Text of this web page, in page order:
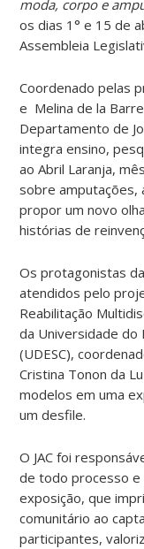
moda, corpo e
os dias 1° e 15 de
Assembleia
Coordenado pelas
e Melina de la
Departamento de
integra ensino,
ao Abril Laranja,
sobre
propor um novo
histórias de
Os protagonistas
atendidos pelo
Reabilitação
da Universidade do
(UDESC),
Cristina Tonon da
modelos em uma
um desfile.
O JAC foi
de todo processo e
exposição, que
comunitário ao
participantes,